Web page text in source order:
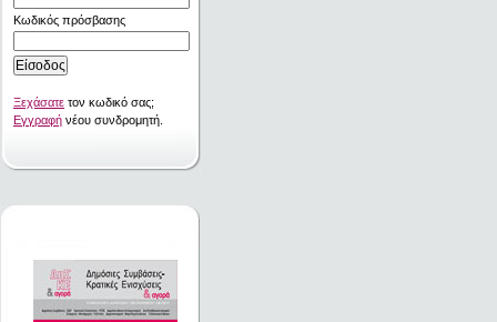
Κωδικός πρόσβασης
Ξεχάσατε τον κωδικό σας;
Εγγραφή νέου συνδρομητή.